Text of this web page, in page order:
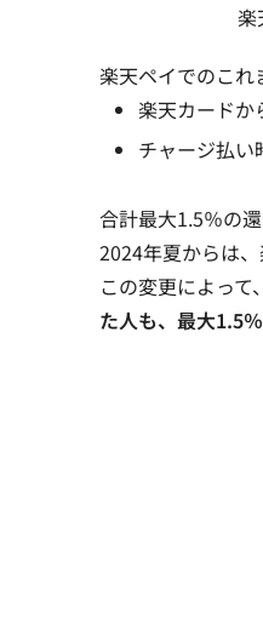
楽
楽天ペイでのこれ
楽天カードか
チャージ払い
合計最大1.5％の還
2024年夏からは
この変更によっ
た人も、最大1.5